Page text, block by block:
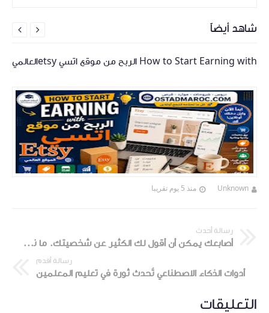
شاهد أيضاً
How to Start Earning with الربح من موقع اتسي etsyالعالمي
Unknown منذ 5 يوم تقريبا


رسالة أحدث
أصابعك يمكن أن أقول لك الكثير عن شخصيتك. ما نوع الأصابع التي لديك؟
رسالة أقدم
أدوات الذكاء الاصطناعي تُحدث ثورة في تعليم المعلمين
التعليقات